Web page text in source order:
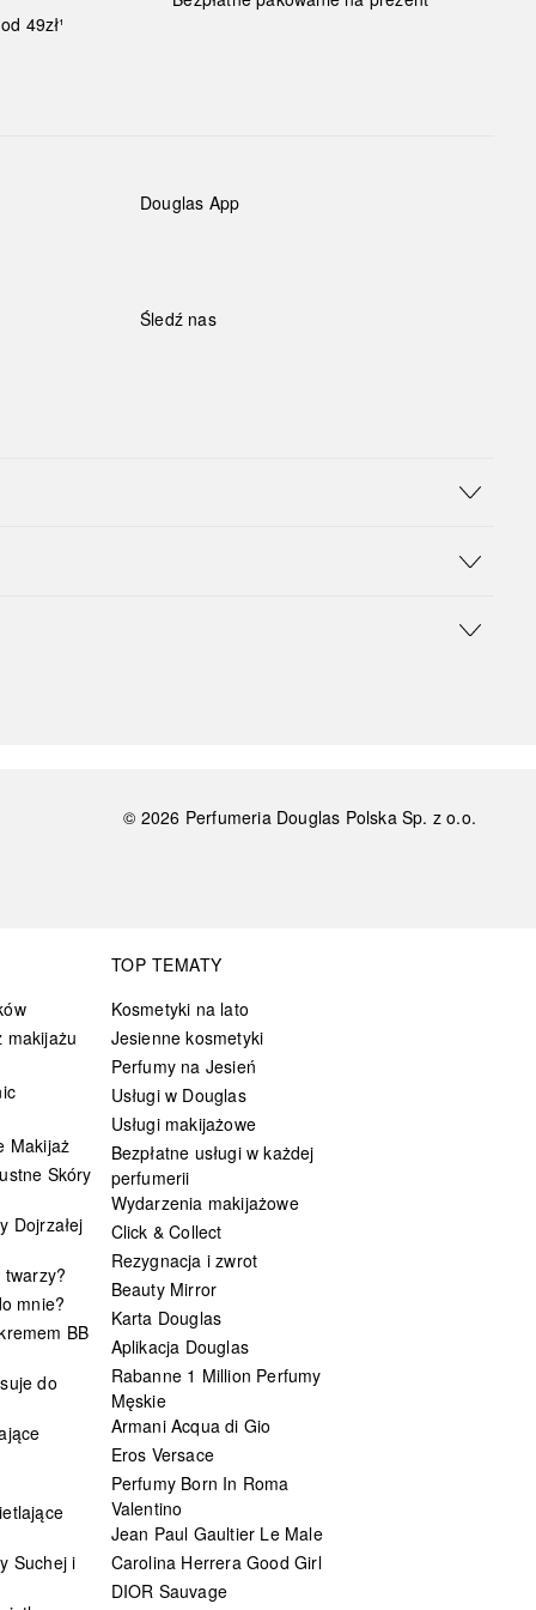
49zł¹
Douglas App
Śledź nas
© 2026 Perfumeria Douglas Polska Sp. z o.o.
makijażu
Makijaż
Skóry
Dojrzałej
twarzy?
mnie?
BB
do
Suchej i
TOP TEMATY
Kosmetyki na lato
Jesienne kosmetyki
Perfumy na Jesień
Usługi w Douglas
Usługi makijażowe
Bezpłatne usługi w każdej
perfumerii
Wydarzenia makijażowe
Click & Collect
Rezygnacja i zwrot
Beauty Mirror
Karta Douglas
Aplikacja Douglas
Rabanne 1 Million Perfumy
Męskie
Armani Acqua di Gio
Eros Versace
Perfumy Born In Roma
Valentino
Jean Paul Gaultier Le Male
Carolina Herrera Good Girl
DIOR Sauvage